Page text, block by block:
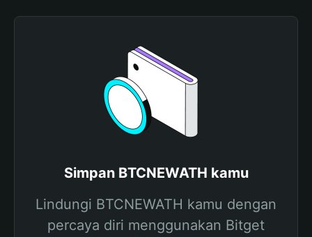
Simpan BTCNEWATH kamu
Lindungi BTCNEWATH kamu dengan
percaya diri menggunakan Bitget